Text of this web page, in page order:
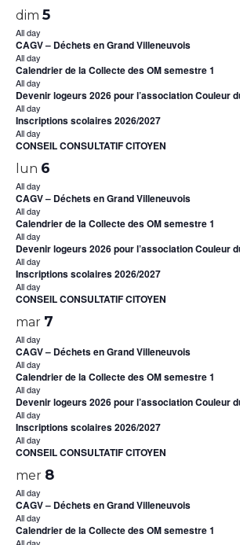
dim 5
All day
CAGV – Déchets en Grand Villeneuvois
All day
Calendrier de la Collecte des OM semestre 1
All day
Devenir logeurs 2026 pour l’association Couleur
All day
Inscriptions scolaires 2026/2027
All day
CONSEIL CONSULTATIF CITOYEN
lun 6
All day
CAGV – Déchets en Grand Villeneuvois
All day
Calendrier de la Collecte des OM semestre 1
All day
Devenir logeurs 2026 pour l’association Couleur
All day
Inscriptions scolaires 2026/2027
All day
CONSEIL CONSULTATIF CITOYEN
mar 7
All day
CAGV – Déchets en Grand Villeneuvois
All day
Calendrier de la Collecte des OM semestre 1
All day
Devenir logeurs 2026 pour l’association Couleur
All day
Inscriptions scolaires 2026/2027
All day
CONSEIL CONSULTATIF CITOYEN
mer 8
All day
CAGV – Déchets en Grand Villeneuvois
All day
Calendrier de la Collecte des OM semestre 1